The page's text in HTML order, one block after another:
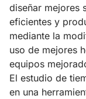
diseñar mejores
eficientes y
mediante la
uso de mejores
equipos
El estudio de
en una